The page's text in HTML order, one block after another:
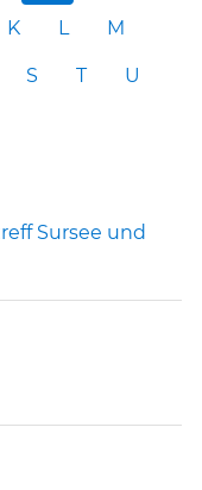
K L M
S T U
Sursee und